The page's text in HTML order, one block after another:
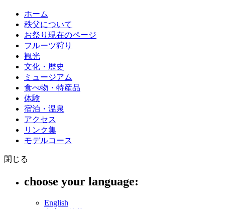
ホーム
秩父について
お祭り 現在のページ
フルーツ狩り
観光
文化・歴史
ミュージアム
食べ物・特産品
体験
宿泊・温泉
アクセス
リンク集
モデルコース
閉じる
choose your language:
English